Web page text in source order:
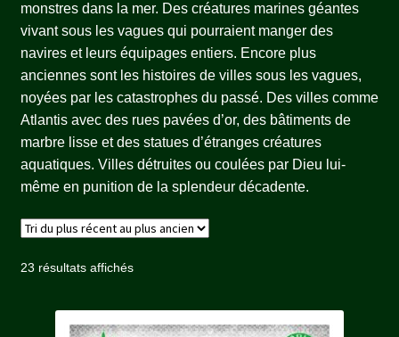
monstres dans la mer. Des créatures marines géantes
vivant sous les vagues qui pourraient manger des
navires et leurs équipages entiers. Encore plus
anciennes sont les histoires de villes sous les vagues,
noyées par les catastrophes du passé. Des villes comme
Atlantis avec des rues pavées d’or, des bâtiments de
marbre lisse et des statues d’étranges créatures
aquatiques. Villes détruites ou coulées par Dieu lui-
même en punition de la splendeur décadente.
23 résultats affichésTrié
récent